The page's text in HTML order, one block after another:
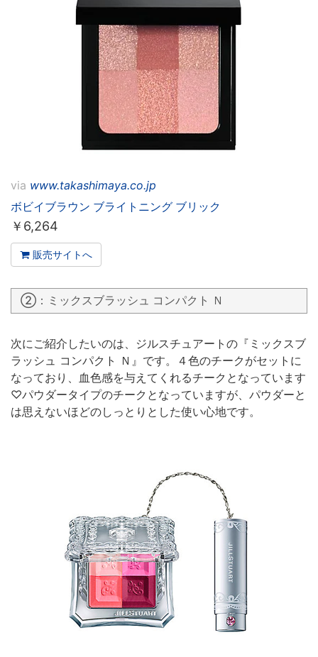
via www.takashimaya.co.jp
ボビイブラウン ブライトニング ブリック
￥ 6,264
販売サイトへ
②：ミックスブラッシュ コンパクト Ｎ
次にご紹介したいのは、ジルスチュアートの『ミックスブ
ラッシュ コンパクト Ｎ』です。４色のチークがセットに
なっており、血色感を与えてくれるチークとなっています
♡パウダータイプのチークとなっていますが、パウダーと
は思えないほどのしっとりとした使い心地です。